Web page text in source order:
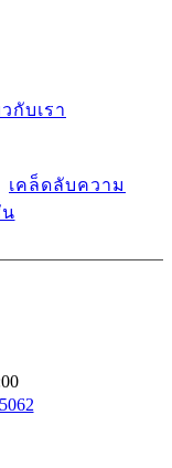
วกับเรา
เคล็ดลับความ